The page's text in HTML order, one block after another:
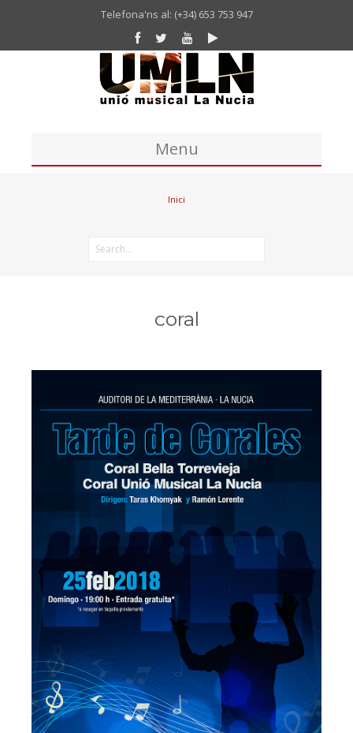
Telefona'ns al: (+34) 653 753 947
Menu
Missatge del president de la UM La Nucia
Director de l'escola
Cap d'estudis escola de música
Professorat
Objectius
Fes-te soci
Contacte
Inici
coral